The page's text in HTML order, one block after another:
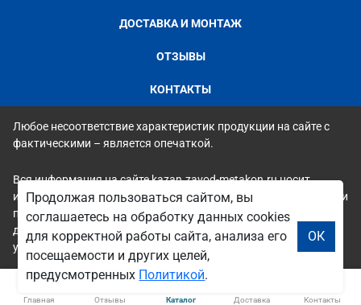
ДОСТАВКА И МОНТАЖ
ОТЗЫВЫ
КОНТАКТЫ
Любое несоответствие характеристик продукции на сайте с
фактическими – является опечаткой.
Вся информация на сайте kazan.zavod-metakon.ru носит
исключительно ознакомительный и справочный характер и ни
при каких условиях не является публичной офертой. Всю
дополнительную информацию можно узнать по телефонам
указанным на сайте.
Главная Отзывы Каталог Доставка Контакты
Продолжая пользоваться сайтом, вы
соглашаетесь на обработку данных cookies
для корректной работы сайта, анализа его
посещаемости и других целей,
предусмотренных Политикой.
ОК